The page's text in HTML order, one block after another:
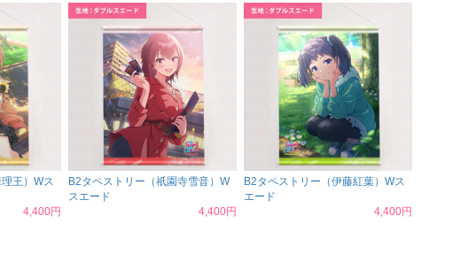
王）Wス
4,400円
B2タペストリー（祇園寺雪音）W
スエード
4,400円
B2タペストリー（伊藤紅葉）Wス
エード
4,400円